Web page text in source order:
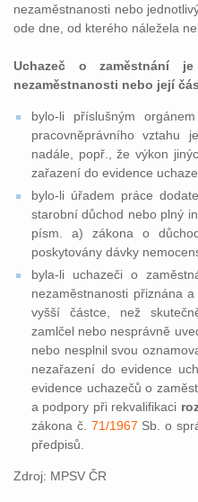
nezaměstnanosti nebo
ode dne, od kterého náležela
Uchazeč o zaměstnání
nezaměstnanosti nebo její
bylo-li příslušným
pracovněprávního
nadále, popř., že výkon
zařazení do evidence
bylo-li úřadem práce
starobní důchod nebo plný
písm. a) zákona o
poskytovány dávky
byla-li uchazeči o
nezaměstnanosti přiznána
vyšší částce, než
zamlčel nebo nesprávně
nebo nesplnil svou
nezařazení do evidence
evidence uchazečů o
a podpory při rekvalifikaci
zákona č. 71/1967 Sb. o
předpisů.
Zdroj: MPSV ČR